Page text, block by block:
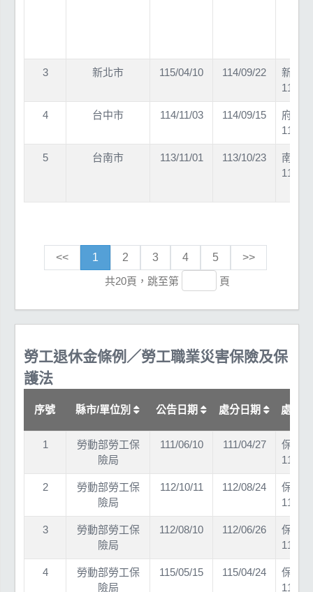
3 新北市 115/04/10 114/09/22
新北
4 台中市 114/11/03 114/09/15
府授
5 台南市 113/11/01 113/10/23
南市
<< 1 2 3 4 5
>>
共20頁，跳至第
頁
勞工退休金條例／勞工職業災害保險及保
護法
序號 縣市/單位別 公告日期 處分日期 處分
1
勞動部勞工保
險局
111/06/10 111/04/27
保退
2
勞動部勞工保
險局
112/10/11 112/08/24
保退
3
勞動部勞工保
險局
112/08/10 112/06/26
保退
4
勞動部勞工保
險局
115/05/15 115/04/24
保退